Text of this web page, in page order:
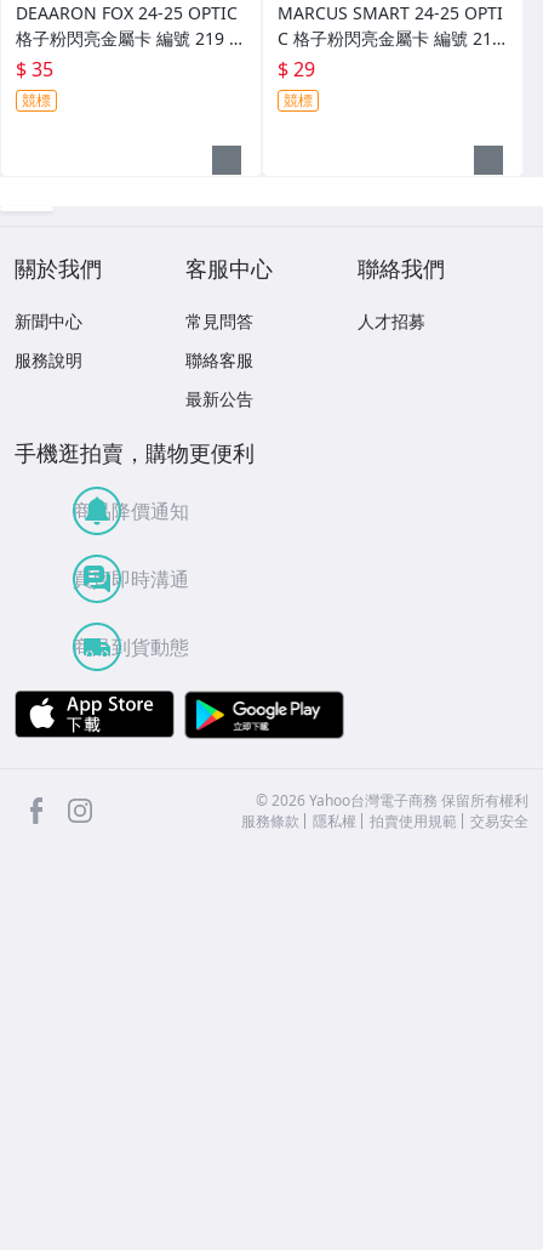
DEAARON FOX 24-25 OPTIC
格子粉閃亮金屬卡 編號 219 前
後圖
$ 35
競標
MARCUS SMART 24-25 OPTI
C 格子粉閃亮金屬卡 編號 213
前後圖
$ 29
競標
關於我們
新聞中心
服務說明
客服中心
常見問答
聯絡客服
最新公告
聯絡我們
人才招募
手機逛拍賣，購物更便利
商品降價通知
買賣即時溝通
商品到貨動態
APP Store
facebook ©2026 Yahoo台灣電子商務 保留所有權利
服務條款
隱私權 拍賣使用規範 交易安全